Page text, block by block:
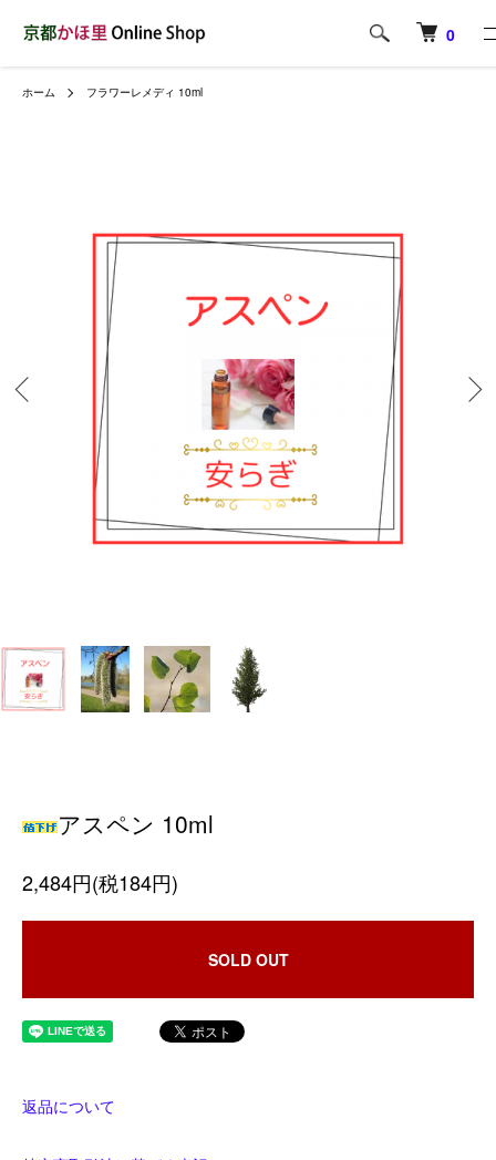
0
ホーム フラワーレメディ 10ml
アスペン 10ml
2,484円(税184円)
SOLD OUT
返品について